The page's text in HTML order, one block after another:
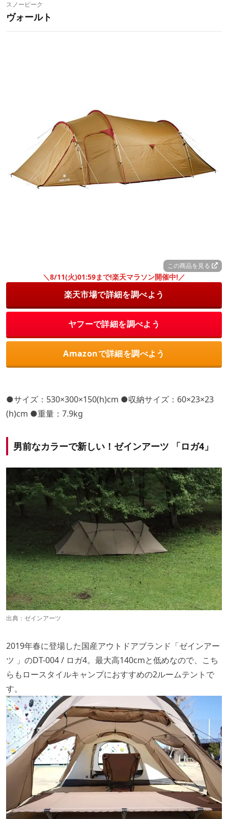
スノーピーク
ヴォールト
この商品を見る
＼8/11(火)01:59まで!楽天マラソン開催中!／
楽天市場で詳細を調べよう
ヤフーで詳細を調べよう
Amazonで詳細を調べよう
●サイズ：530×300×150(h)cm ●収納サイズ：60×23×23
(h)cm ●重量：7.9kg
男前なカラーで新しい！ゼインアーツ 「ロガ4」
出典： ゼインアーツ
2019年春に登場した国産アウトドアブランド「ゼインアー
ツ 」のDT-004 / ロガ4。最大高140cmと低めなので、こち
らもロースタイルキャンプにおすすめの2ルームテントで
す。